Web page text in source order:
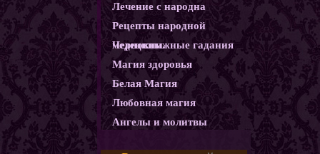
Лечение с народна
Рецепты народной
медецины.
Чернокнижные гадания
Магия здоровья
Белая Магия
Любовная магия
Ангелы и молитвы